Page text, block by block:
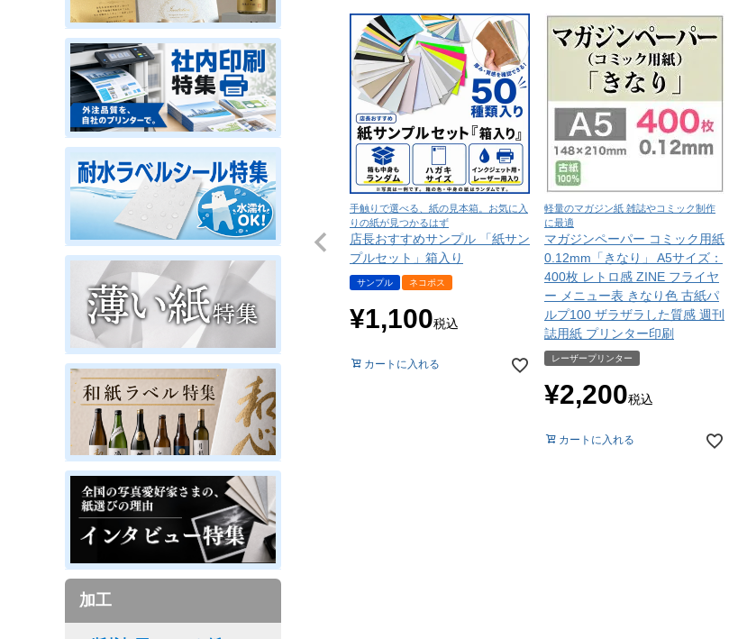
加工
手触りで選べる、紙の見本箱。お気に入
りの紙が見つかるはず
店長おすすめサンプル 「紙サン
プルセット」箱入り
サンプル ネコポス
¥1,100税込
カートに入れる
軽量のマガジン紙 雑誌やコミック制作
に最適
マガジンペーパー コミック用紙
0.12mm「きなり」 A5サイズ：
400枚 レトロ感 ZINE フライヤ
ー メニュー表 きなり色 古紙パ
ルプ100 ザラザラした質感 週刊
誌用紙 プリンター印刷
レーザープリンター
¥2,200税込
カートに入れる